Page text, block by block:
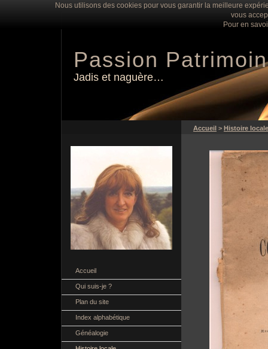
Nous utilisons des cookies pour vous garantir la meilleure
vous
Pour en
Passion
Jadis et naguère…
Accueil
Qui suis-je ?
Plan du site
Index alphabétique
Généalogie
Accueil > Histoire locale